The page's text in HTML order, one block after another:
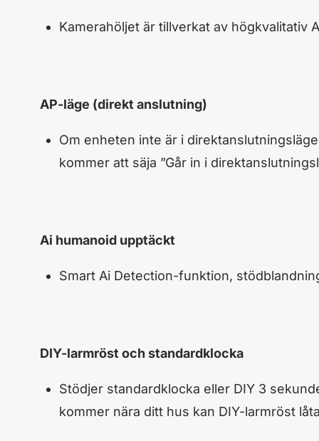
Kamerahöljet är tillverkat av högkvalitativ
AP-läge (direkt anslutning)
Om enheten inte är i
kommer att säja ”Går in i
Ai humanoid upptäckt
Smart Ai Detection-funktion,
DIY-larmröst och standardklocka
Stödjer standardklocka eller DIY 3
kommer nära ditt hus kan DIY-larmröst